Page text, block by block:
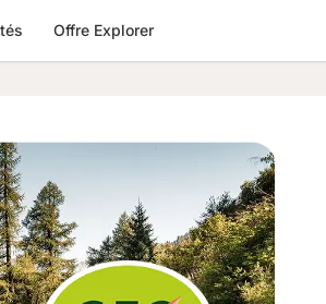
Offre Explorer